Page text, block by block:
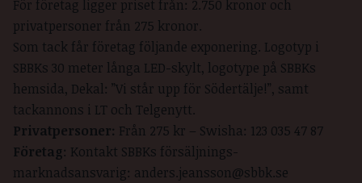
För företag ligger priset från: 2.750 kronor och
privatpersoner från 275 kronor.
Som tack får företag följande exponering. Logotyp i
SBBKs 30 meter långa LED-skylt, logotype på SBBKs
hemsida, Dekal: ”Vi står upp för Södertälje!”, samt
tackannons i LT och Telgenytt.
Privatpersoner: Från 275 kr – Swisha: 123 035 47 87
Företag: Kontakt SBBKs försäljnings-
marknadsansvarig: anders.jeansson@sbbk.se